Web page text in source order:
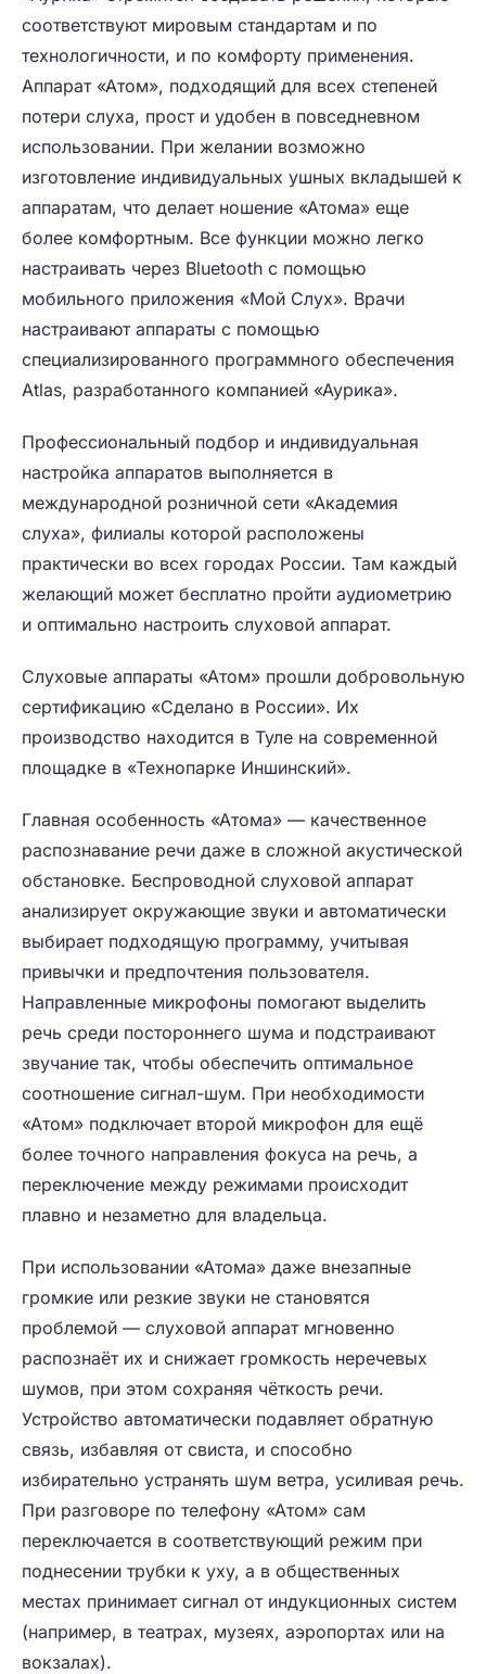
соответствуют мировым стандартам и по
технологичности, и по комфорту применения.
Аппарат «Атом», подходящий для всех степеней
потери слуха, прост и удобен в повседневном
использовании. При желании возможно
изготовление индивидуальных ушных вкладышей к
аппаратам, что делает ношение «Атома» еще
более комфортным. Все функции можно легко
настраивать через Bluetooth с помощью
мобильного приложения «Мой Слух». Врачи
настраивают аппараты с помощью
специализированного программного обеспечения
Atlas, разработанного компанией «Аурика».
Профессиональный подбор и индивидуальная
настройка аппаратов выполняется в
международной розничной сети «Академия
слуха», филиалы которой расположены
практически во всех городах России. Там каждый
желающий может бесплатно пройти аудиометрию
и оптимально настроить слуховой аппарат.
Слуховые аппараты «Атом» прошли добровольную
сертификацию «Сделано в России». Их
производство находится в Туле на современной
площадке в «Технопарке Иншинский».
Главная особенность «Атома» — качественное
распознавание речи даже в сложной акустической
обстановке. Беспроводной слуховой аппарат
анализирует окружающие звуки и автоматически
выбирает подходящую программу, учитывая
привычки и предпочтения пользователя.
Направленные микрофоны помогают выделить
речь среди постороннего шума и подстраивают
звучание так, чтобы обеспечить оптимальное
соотношение сигнал-шум. При необходимости
«Атом» подключает второй микрофон для ещё
более точного направления фокуса на речь, а
переключение между режимами происходит
плавно и незаметно для владельца.
При использовании «Атома» даже внезапные
громкие или резкие звуки не становятся
проблемой — слуховой аппарат мгновенно
распознаёт их и снижает громкость неречевых
шумов, при этом сохраняя чёткость речи.
Устройство автоматически подавляет обратную
связь, избавляя от свиста, и способно
избирательно устранять шум ветра, усиливая речь.
При разговоре по телефону «Атом» сам
переключается в соответствующий режим при
поднесении трубки к уху, а в общественных
местах принимает сигнал от индукционных систем
(например, в театрах, музеях, аэропортах или на
вокзалах).